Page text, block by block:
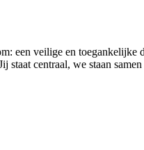
een veilige en
staat centraal, we staan